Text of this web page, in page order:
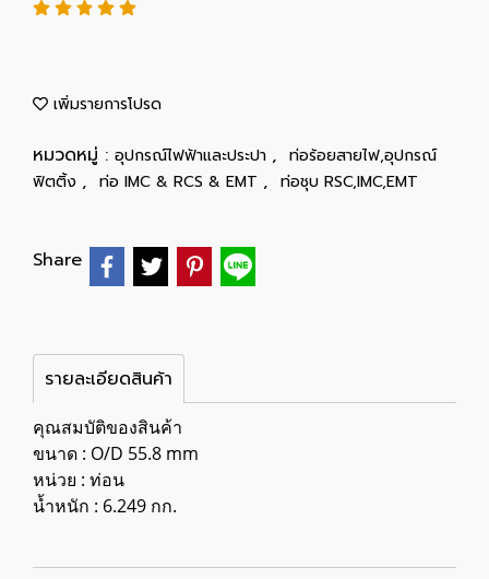
เพิ่มรายการโปรด
หมวดหมู่ : อุปกรณ์ไฟฟ้าและประปา , ท่อร้อยสายไฟ,อุปกรณ์
ฟิตติ้ง , ท่อ IMC & RCS & EMT , ท่อชุบ RSC,IMC,EMT
Share
รายละเอียดสินค้า
คุณสมบัติของสินค้า
ขนาด : O/D 55.8 mm
หน่วย : ท่อน
น้ำหนัก : 6.249 กก.